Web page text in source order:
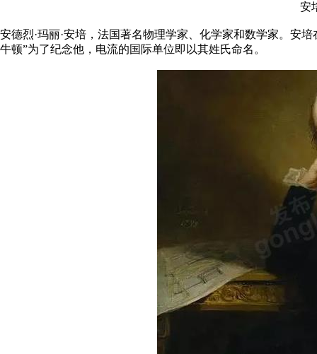
安
安德烈·玛丽·安培，法国著名物理学家、化学家和数学家。安
牛顿”为了纪念他，电流的国际单位即以其姓氏命名。